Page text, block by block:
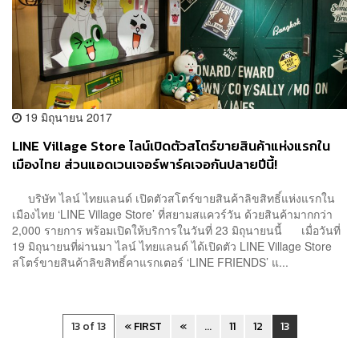
19 มิถุนายน 2017
LINE Village Store ไลน์เปิดตัวสโตร์ขายสินค้าแห่งแรกใน
เมืองไทย ส่วนแอดเวนเจอร์พาร์คเจอกันปลายปีนี้!
บริษัท ไลน์ ไทยแลนด์ เปิดตัวสโตร์ขายสินค้าลิขสิทธิ์แห่งแรกใน
เมืองไทย ‘LINE Village Store’ ที่สยามสแควร์วัน ด้วยสินค้ามากกว่า
2,000 รายการ พร้อมเปิดให้บริการในวันที่ 23 มิถุนายนนี้ เมื่อวันที่
19 มิถุนายนที่ผ่านมา ไลน์ ไทยแลนด์ ได้เปิดตัว LINE Village Store
สโตร์ขายสินค้าลิขสิทธิ์คาแรกเตอร์ ‘LINE FRIENDS’ แ...
13 of 13 « FIRST « ... 11 12 13